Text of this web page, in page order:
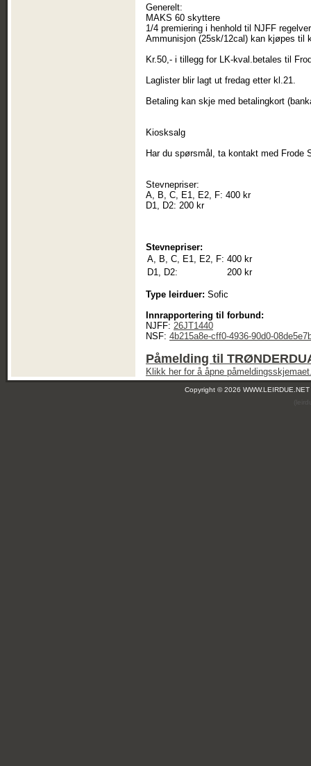
Generelt:
MAKS 60 skyttere
1/4 premiering i henhold til NJFF
Ammunisjon (25sk/12cal) kan kjøpes til
Kr.50,- i tillegg for LK-kval.betales til
Laglister blir lagt ut fredag etter kl.21.
Betaling kan skje med betalingkort
Kiosksalg
Har du spørsmål, ta kontakt med Frode
Stevnepriser:
A, B, C, E1, E2, F: 400 kr
D1, D2: 200 kr
Stevnepriser:
A, B, C, E1, E2, F: 400 kr
D1, D2:
200 kr
Type leirduer: Sofic
Innrapportering til forbund:
NJFF: 26JT1440
NSF: 4b215a8e-cff0-4936-90d0-
Påmelding til
Klikk her for å åpne
Copyright © 2026